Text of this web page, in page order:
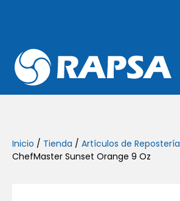
Inicio / Tienda / Artículos de Repostería
ChefMaster Sunset Orange 9 Oz